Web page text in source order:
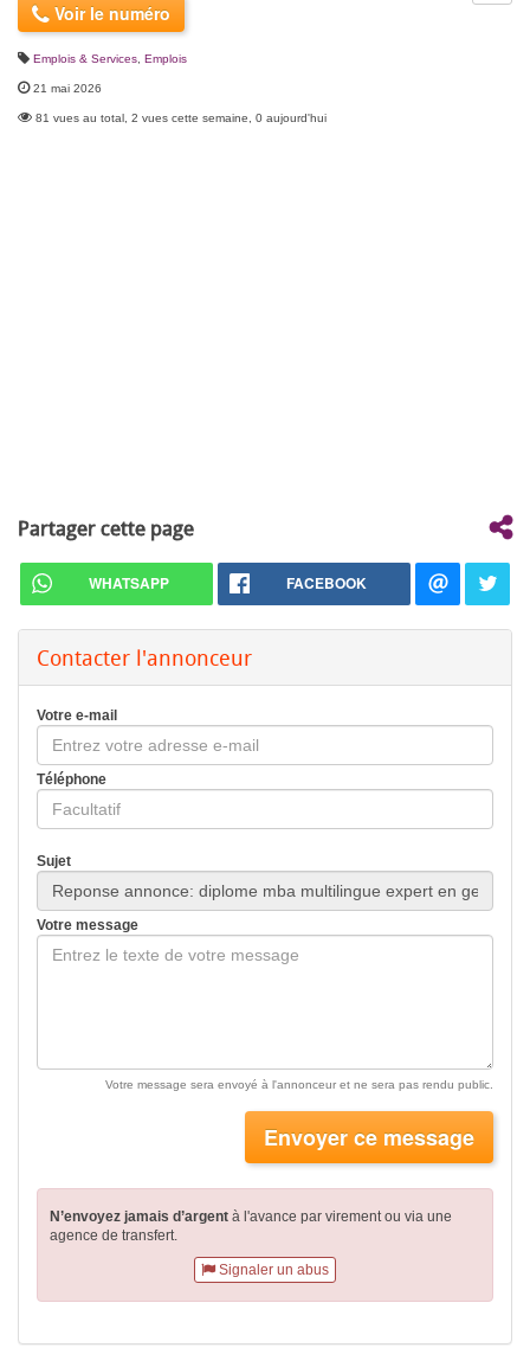
Voir le numéro
Emplois & Services Emplois
21 mai 2026
81 vues au total, 2 vues cette semaine, 0 aujourd'hui
Partager cette page
WHATSAPP FACEBOOK
Contacter l'annonceur
Votre e-mail
Téléphone
Sujet
Votre message
Votre message sera envoyé à l'annonceur et ne sera pas rendu public.
Envoyer ce message
N’envoyez jamais d’argent à l'avance par virementou via une
agence de transfert.
Signaler un abus